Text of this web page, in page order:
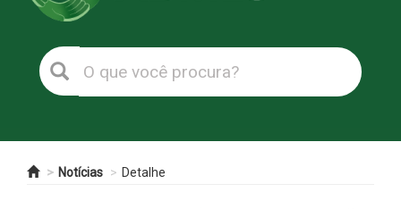
Notícias Detalhe